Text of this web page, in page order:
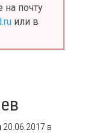
на почту
или в
20.06.2017 в